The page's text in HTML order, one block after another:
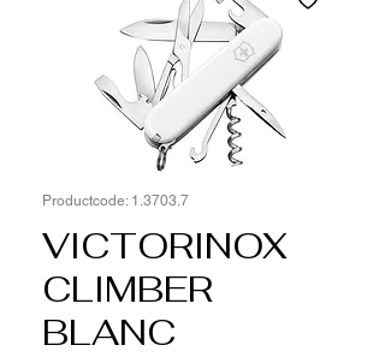
Productcode: 1.3703.7
VICTORINOX
CLIMBER
BLANC